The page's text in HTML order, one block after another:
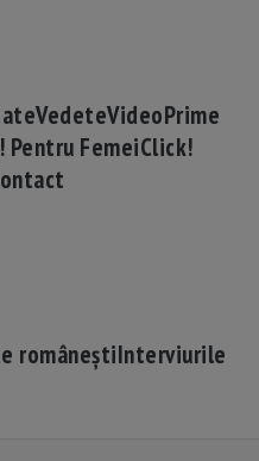
VedeteVideoPrime
Pentru FemeiClick!
româneștiInterviurile